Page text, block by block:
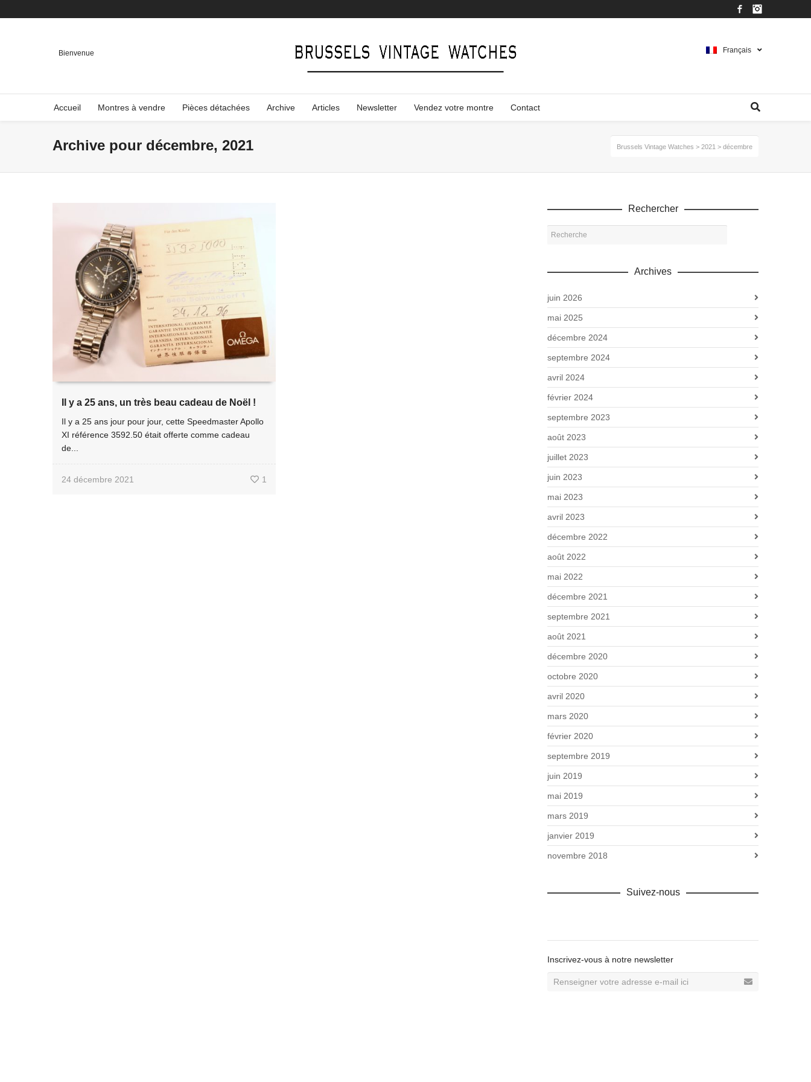
Facebook
Bienvenue Français
Accueil Montres à vendre Pièces détachées Archive Articles Newsletter Vendez votre montre Contact
Archive pour décembre, 2021 Brussels Vintage Watches > 2021 > décembre
Il y a 25 ans, un très beau cadeau de Noël !
Il y a 25 ans jour pour jour, cette Speedmaster Apollo
XI référence 3592.50 était offerte comme cadeau
de...
24 décembre 2021 1
Rechercher
Archives
juin 2026
mai 2025
décembre 2024
septembre 2024
avril 2024
février 2024
septembre 2023
août 2023
juillet 2023
juin 2023
mai 2023
avril 2023
décembre 2022
août 2022
mai 2022
décembre 2021
septembre 2021
août 2021
décembre 2020
octobre 2020
avril 2020
mars 2020
février 2020
septembre 2019
juin 2019
mai 2019
mars 2019
janvier 2019
novembre 2018
Suivez-nous
Inscrivez-vous à notre newsletter